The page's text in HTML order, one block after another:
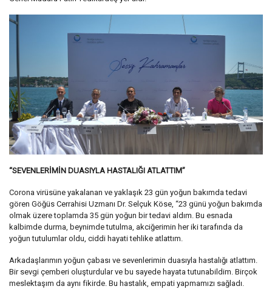
“SEVENLERİMİN DUASIYLA HASTALIĞI ATLATTIM”
Corona virüsüne yakalanan ve yaklaşık 23 gün yoğun bakımda tedavi
gören Göğüs Cerrahisi Uzmanı Dr. Selçuk Köse, “23 günü yoğun bakımda
olmak üzere toplamda 35 gün yoğun bir tedavi aldım. Bu esnada
kalbimde durma, beynimde tutulma, akciğerimin her iki tarafında da
yoğun tutulumlar oldu, ciddi hayati tehlike atlattım.
Arkadaşlarımın yoğun çabası ve sevenlerimin duasıyla hastalığı atlattım.
Bir sevgi çemberi oluşturdular ve bu sayede hayata tutunabildim. Birçok
meslektaşım da aynı fikirde. Bu hastalık, empati yapmamızı sağladı.